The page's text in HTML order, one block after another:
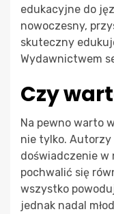
edukacyjne do
nowoczesny,
skuteczny
Wydawnictwem
Czy
Na pewno warto
nie tylko. Autorzy
doświadczenie w
pochwalić się
wszystko
jednak nadal